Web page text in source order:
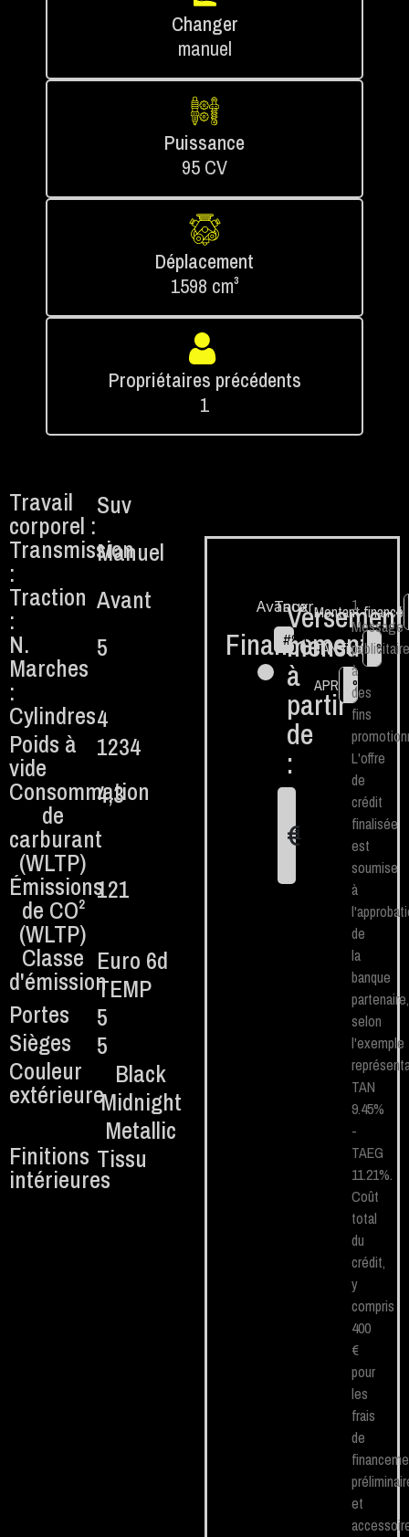
Changer
manuel
Puissance
95 CV
Déplacement
1598 cm³
Propriétaires précédents
1
Travail
corporel :
Suv
Transmission
:
Manuel
Traction
:
Avant
N.
Marches
:
5
Cylindres4
Poids à
vide
1234
Consommation
de
carburant
(WLTP)
4,3
Émissions
de CO²
(WLTP)
121
Classe
d'émission
Euro 6d
TEMP
Portes
5
Sièges
5
Couleur
extérieure
Black
Midnight
Metallic
Finitions
intérieures
Tissu
Financement
Avancer
€
Taux
#84
Versement
mensuel
à
partir
de
:
€
1
Montant financé
TAN fixe
%
APR
%
1.
Message
publicitaire
à
des
fins
L'offre
de
crédit
finalisée
est
soumise
à
de
la
banque
partenaire,
selon
l'exemple
TAN
9.45%
-
TAEG
11.21%.
Coût
total
du
crédit,
y
compris
400
€
pour
les
frais
de
et